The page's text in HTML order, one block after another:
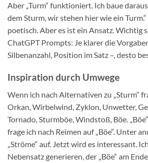
Aber „Turm“ funktioniert. Ich baue
dem Sturm, wir stehen hier wie ein
poetisch. Aber es ist ein Ansatz. Wichtig
ChatGPT Prompts: Je klarer die
Silbenanzahl, Position im Satz –, desto
Inspiration durch Umwege
Wenn ich nach Alternativen zu „Sturm“
Orkan, Wirbelwind, Zyklon, Unwetter,
Tornado, Sturmböe, Windstoß, Böe.
frage ich nach Reimen auf „Böe“. Unter
„Ströme“ auf. Jetzt wird es interessant.
Nebensatz generieren, der „Böe“ am